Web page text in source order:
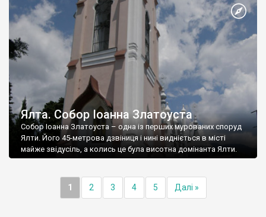
Ялта. Собор Іоанна Златоуста
Собор Іоанна Златоуста – одна із перших мурованих споруд
Ялти. Його 45-метрова дзвіниця і нині видніється в місті
майже звідусіль, а колись це була висотна домінанта Ялти.
1 2 3 4 5 Далі »